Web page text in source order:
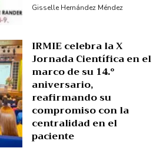
Gisselle Hernández Méndez
IRMIE celebra la X
Jornada Científica en el
marco de su 14.º
aniversario,
reafirmando su
compromiso con la
centralidad en el
paciente